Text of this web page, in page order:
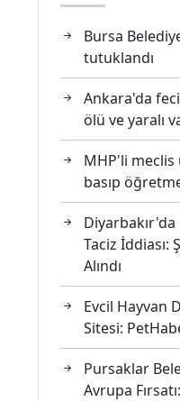
Bursa
tutuklandı
Ankara'da
ölü ve yaralı
MHP'li meclis
basıp
Taciz İddiası:
Alındı
Evcil Hayvan
Sitesi:
Pursaklar
Avrupa